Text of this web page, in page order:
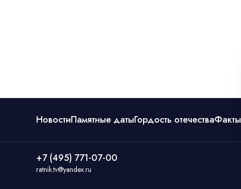
НовостиПамятные датыГордость отечестваФакты
+7 (495) 771-07-00
ratnik.tv@yandex.ru